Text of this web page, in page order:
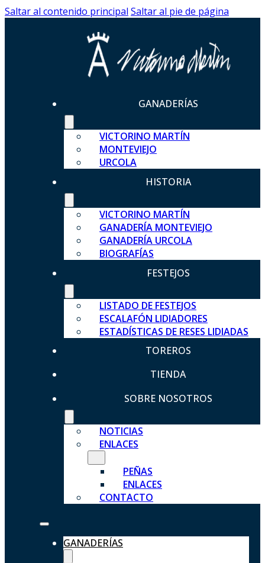
Saltar al contenido principal Saltar al pie de página
GANADERÍAS
VICTORINO MARTÍN
MONTEVIEJO
URCOLA
HISTORIA
VICTORINO MARTÍN
GANADERÍA MONTEVIEJO
GANADERÍA URCOLA
BIOGRAFÍAS
FESTEJOS
LISTADO DE FESTEJOS
ESCALAFÓN LIDIADORES
ESTADÍSTICAS DE RESES LIDIADAS
TOREROS
TIENDA
SOBRE NOSOTROS
NOTICIAS
ENLACES
PEÑAS
ENLACES
CONTACTO
GANADERÍAS